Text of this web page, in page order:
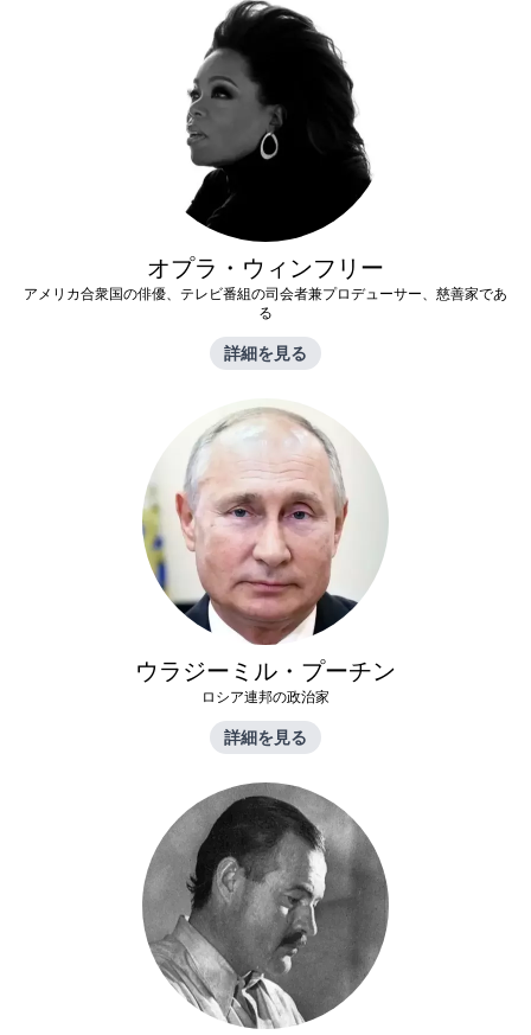
オプラ・ウィンフリー
アメリカ合衆国の俳優、テレビ番組の司会者兼プロデューサー、慈善家であ
る
詳細を見る
ウラジーミル・プーチン
ロシア連邦の政治家
詳細を見る